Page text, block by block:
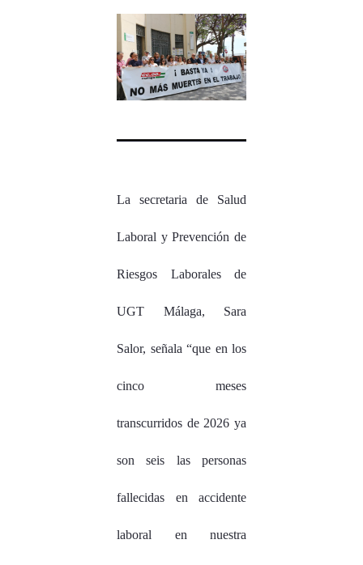
La secretaria de Salud
Laboral y Prevención de
Riesgos Laborales de
UGT Málaga, Sara
Salor, señala “que en los
cinco meses
transcurridos de 2026 ya
son seis las personas
fallecidas en accidente
laboral en nuestra